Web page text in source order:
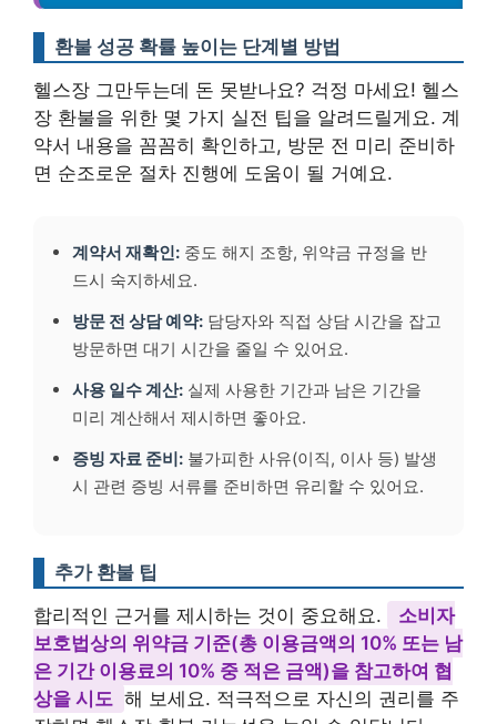
환불 성공 확률 높이는 단계별 방법
헬스장 그만두는데 돈 못받나요? 걱정 마세요! 헬스
장 환불을 위한 몇 가지 실전 팁을 알려드릴게요. 계
약서 내용을 꼼꼼히 확인하고, 방문 전 미리 준비하
면 순조로운 절차 진행에 도움이 될 거예요.
계약서 재확인: 중도 해지 조항, 위약금 규정을 반
드시 숙지하세요.
방문 전 상담 예약: 담당자와 직접 상담 시간을 잡고
방문하면 대기 시간을 줄일 수 있어요.
사용 일수 계산: 실제 사용한 기간과 남은 기간을
미리 계산해서 제시하면 좋아요.
증빙 자료 준비: 불가피한 사유(이직, 이사 등) 발생
시 관련 증빙 서류를 준비하면 유리할 수 있어요.
추가 환불 팁
합리적인 근거를 제시하는 것이 중요해요.
소비자
보호법상의 위약금 기준(총 이용금액의 10% 또는 남
은 기간 이용료의 10% 중 적은 금액)을 참고하여 협
상을 시도 해 보세요. 적극적으로 자신의 권리를 주